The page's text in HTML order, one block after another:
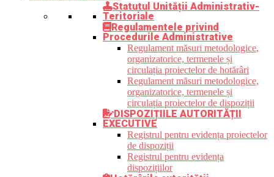
Statutul Unității Administrativ-
Teritoriale
Regulamentele privind
Procedurile Administrative
Regulament măsuri metodologice,
organizatorice, termenele și
circulația proiectelor de hotărâri
Regulament măsuri metodologice,
organizatorice, termenele și
circulația proiectelor de dispoziții
DISPOZIȚIILE AUTORITĂȚII
EXECUTIVE
Registrul pentru evidența proiectelor
de dispoziții
Registrul pentru evidența
dispozițiilor